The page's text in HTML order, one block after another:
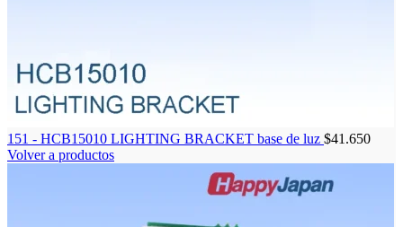
151 - HCB15010 LIGHTING BRACKET base de luz $41.650
Volver a productos